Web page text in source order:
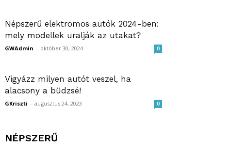
Népszerű elektromos autók 2024-ben:
mely modellek uralják az utakat?
GWAdmin - október 30, 2024 0
Vigyázz milyen autót veszel, ha
alacsony a büdzsé!
GKriszti - augusztus 24, 2023 0
NÉPSZERŰ